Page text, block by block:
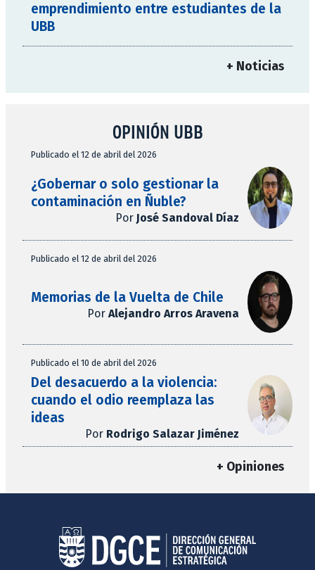
emprendimiento entre estudiantes de la
UBB
+ Noticias
OPINIÓN UBB
Publicado el 12 de abril del 2026
¿Gobernar o solo gestionar la
contaminación en Ñuble?
Por José Sandoval Díaz
Publicado el 12 de abril del 2026
Memorias de la Vuelta de Chile
Por Alejandro Arros Aravena
Publicado el 10 de abril del 2026
Del desacuerdo a la violencia:
cuando el odio reemplaza las
ideas
Por Rodrigo Salazar Jiménez
+ Opiniones